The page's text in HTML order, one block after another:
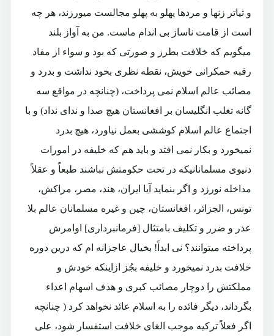
و تیاتر زنها و مردها پهلو به پهلو مجالست میورزند، هر چه
است از قامت ناساز بی اندام ماست. من به آواز بلند
میگویم که خلافت بطرز و صورتی که بود و سواء از مفاد
رقبه حمکرانی خویش، نقطه نظری بخود نداشت و بدرد و
مصائب عالم اسلام نمی پرداخت، (چنانچه در مواقع سه
گانه تغلب انگلیسان بر افغانستان هیچ صدا و ندای نداد) و با
اجتماع عالم اسلام کوششی بعمل نیاورد، هیچ بدرد
نمیخورد و بکار نمی افتد و باید هم که خلیفه در امورات
دنیوی مسلمانانیکه در تحت حکومتش نباشند طبعاً و عقلاً
مداخله نورزد و اگر بنماید آیا ایران، هند، مصر، مراکش،
تونس، الجزائر، افغانستان، چین و غیره مسلمانان عالم بلا
عذر و ضرر و تکلیف بامتثال [فرمانبرداری] اوامرش
پرداخته میتوانند؟ نی ابداً! بخیال عاجزانه ام که درین دوره
خلافت بدرد نمیخورد و خلیفه بجُز ازاینکه خودش و
مملکتش را دوچار مصائب کبری و هدف اسهام اعداء
بگرداند، دیگر فائده را به اسلام عائد نخواهد کرد ( چنانچه
اگر فعلاً ترکیه موجب الغای خلافت استفسار شود، علی